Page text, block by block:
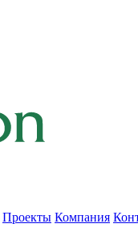
Проекты Компания